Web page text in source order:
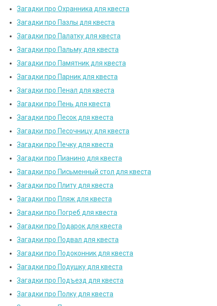
Загадки про Охранника для квеста
Загадки про Пазлы для квеста
Загадки про Палатку для квеста
Загадки про Пальму для квеста
Загадки про Памятник для квеста
Загадки про Парник для квеста
Загадки про Пенал для квеста
Загадки про Пень для квеста
Загадки про Песок для квеста
Загадки про Песочницу для квеста
Загадки про Печку для квеста
Загадки про Пианино для квеста
Загадки про Письменный стол для квеста
Загадки про Плиту для квеста
Загадки про Пляж для квеста
Загадки про Погреб для квеста
Загадки про Подарок для квеста
Загадки про Подвал для квеста
Загадки про Подоконник для квеста
Загадки про Подушку для квеста
Загадки про Подъезд для квеста
Загадки про Полку для квеста